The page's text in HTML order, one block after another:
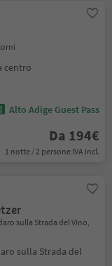
centro
Alto Adige Guest Pass
Da 194€
1 notte / 2 persone IVA incl.
sulla Strada del Vino,
sulla Strada del